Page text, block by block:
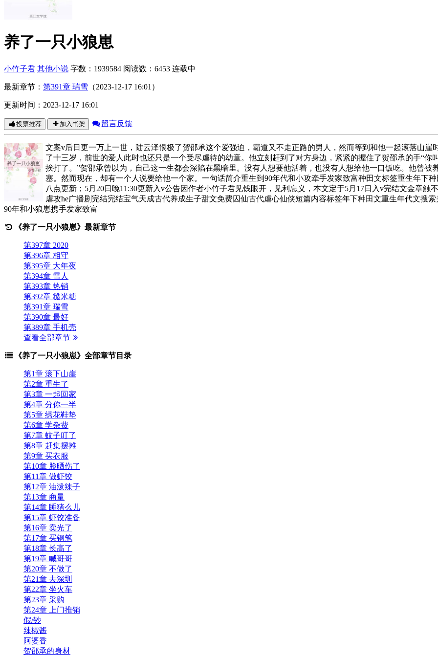
养了一只小狼崽
小竹子君 其他小说 字数：1939584 阅读数：6453 连载中
最新章节： 第391章 瑞雪 （2023-12-17 16:01）
更新时间：2023-12-17 16:01
投票推荐 加入书架 留言反馈
文案v后日更一万上一世，陆云泽恨极了贺邵承这个爱强迫，霸道又不走正路的男人，然而等到和他一起滚落山
了十三岁，前世的爱人此时也还只是一个受尽虐待的幼童。他立刻赶到了对方身边，紧紧的握住了贺邵承的手“
挨打了。”贺邵承曾以为，自己这一生都会深陷在黑暗里。没有人想要他活着，也没有人想给他一口饭吃。他曾
塞。然而现在，却有一个人说要给他一个家。一句话简介重生到90年代和小攻牵手发家致富种田文标签重生年下
八点更新；5月20日晚11:30更新入v公告因作者小竹子君见钱眼开，见利忘义，本文定于5月17日入v完结文金章
虐攻he广播剧完结完结宝气天成古代养成生子甜文免费囚仙古代虐心仙侠短篇内容标签年下种田文重生年代文
90年和小狼崽携手发家致富
《养了一只小狼崽》最新章节
第397章 2020
第396章 相守
第395章 大年夜
第394章 雪人
第393章 热销
第392章 糙米糖
第391章 瑞雪
第390章 最好
第389章 手机壳
查看全部章节
《养了一只小狼崽》全部章节目录
第1章 滚下山崖
第2章 重生了
第3章 一起回家
第4章 分你一半
第5章 绣花鞋垫
第6章 学杂费
第7章 蚊子叮了
第8章 赶集摆摊
第9章 买衣服
第10章 脸晒伤了
第11章 做虾饺
第12章 油泼辣子
第13章 商量
第14章 睡猪么儿
第15章 虾饺准备
第16章 卖光了
第17章 买钢笔
第18章 长高了
第19章 喊哥哥
第20章 不做了
第21章 去深圳
第22章 坐火车
第23章 采购
第24章 上门推销
假/钞
辣椒酱
阿婆香
贺邵承的身材